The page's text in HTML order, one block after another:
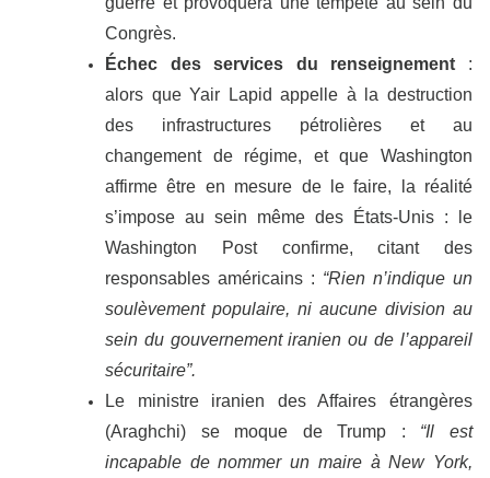
Congrès.
Échec des services du renseignement :
alors que Yair Lapid appelle à la destruction
des infrastructures pétrolières et au
changement de régime, et que Washington
affirme être en mesure de le faire, la réalité
s’impose au sein même des États-Unis : le
Washington Post confirme, citant des
responsables américains : “Rien n’indique un
soulèvement populaire, ni aucune division au
sein du gouvernement iranien ou de l’appareil
sécuritaire”.
Le ministre iranien des Affaires étrangères
(Araghchi) se moque de Trump : “Il est
incapable de nommer un maire à New York,